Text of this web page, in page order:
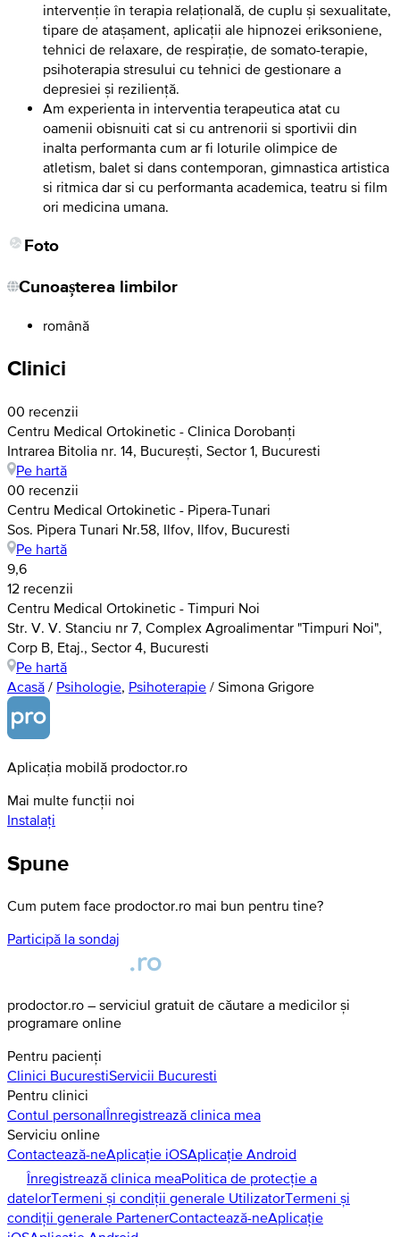
intervenție în terapia relațională, de cuplu și sexualitate,
tipare de atașament, aplicații ale hipnozei eriksoniene,
tehnici de relaxare, de respirație, de somato-terapie,
psihoterapia stresului cu tehnici de gestionare a
depresiei și reziliență.
Am experienta in interventia terapeutica atat cu
oamenii obisnuiti cat si cu antrenorii si sportivii din
inalta performanta cum ar fi loturile olimpice de
atletism, balet si dans contemporan, gimnastica artistica
si ritmica dar si cu performanta academica, teatru si film
ori medicina umana.
Foto
Cunoașterea limbilor
română
Clinici
00 recenzii
Centru Medical Ortokinetic - Clinica Dorobanți
Intrarea Bitolia nr. 14, București, Sector 1, Bucuresti
Pe hartă
00 recenzii
Centru Medical Ortokinetic - Pipera-Tunari
Sos. Pipera Tunari Nr.58, Ilfov, Ilfov, Bucuresti
Pe hartă
9,6
12 recenzii
Centru Medical Ortokinetic - Timpuri Noi
Str. V. V. Stanciu nr 7, Complex Agroalimentar "Timpuri Noi",
Corp B, Etaj., Sector 4, Bucuresti
Pe hartă
Acasă / Psihologie, Psihoterapie / Simona Grigore
Aplicația mobilă prodoctor.ro
Mai multe funcții noi
Instalați
Spune
Cum putem face prodoctor.ro mai bun pentru tine?
Participă la sondaj
prodoctor.ro – serviciul gratuit de căutare a medicilor și
programare online
Pentru pacienți
Clinici BucurestiServicii Bucuresti
Pentru clinici
Contul personalÎnregistrează clinica mea
Serviciu online
Contactează-neAplicație iOSAplicație Android
Înregistrează clinica meaPolitica de protecție a
datelorTermeni și condiții generale UtilizatorTermeni și
condiții generale PartenerContactează-neAplicație